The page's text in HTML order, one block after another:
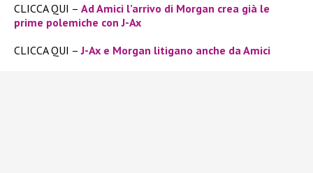
CLICCA QUI – Ad Amici l’arrivo di Morgan crea già le
prime polemiche con J-Ax
CLICCA QUI –J-Ax e Morgan litigano anche da Amici